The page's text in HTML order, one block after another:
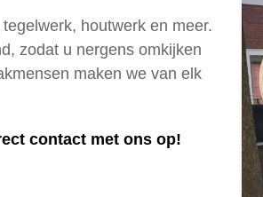
houtwerk en meer.
zodat u nergens omkijken
maken we van elk
contact met ons op!